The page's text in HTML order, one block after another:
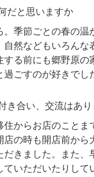
だと思いますか
。季節ごとの春の温
自然などもいろんな
する前にも郷野原の
ごすのが好きでし
き合い、交流はあ
住からお店のことま
店の時も開店前から
だきました。また、
ていただいたりして